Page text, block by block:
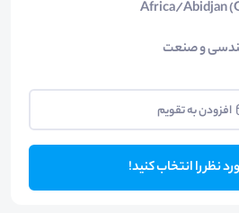
Africa/Abidjan
و صنعت
افزودن به تقویم
نظر را انتخاب کنید!